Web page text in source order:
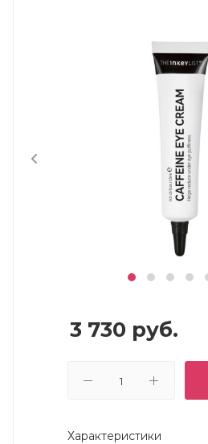
3 730 руб.
Характеристики